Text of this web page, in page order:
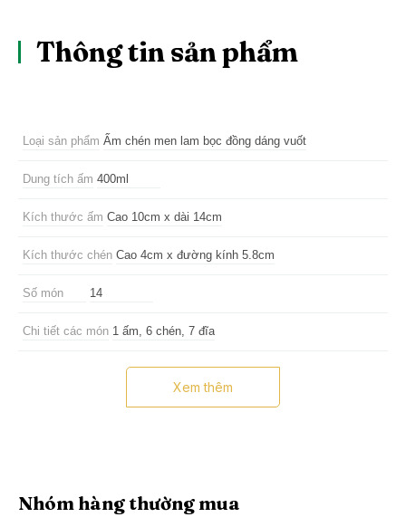
Thông tin sản phẩm
Loại sản phẩm Ấm chén men lam bọc đồng dáng vuốt
Dung tích ấm 400ml
Kích thước ấm Cao 10cm x dài 14cm
Kích thước chén Cao 4cm x đường kính 5.8cm
Số món 14
Chi tiết các món 1 ấm, 6 chén, 7 đĩa
Trúc lâm thất hiền
Bát Tràng
Xem thêm
Nhóm hàng thường mua